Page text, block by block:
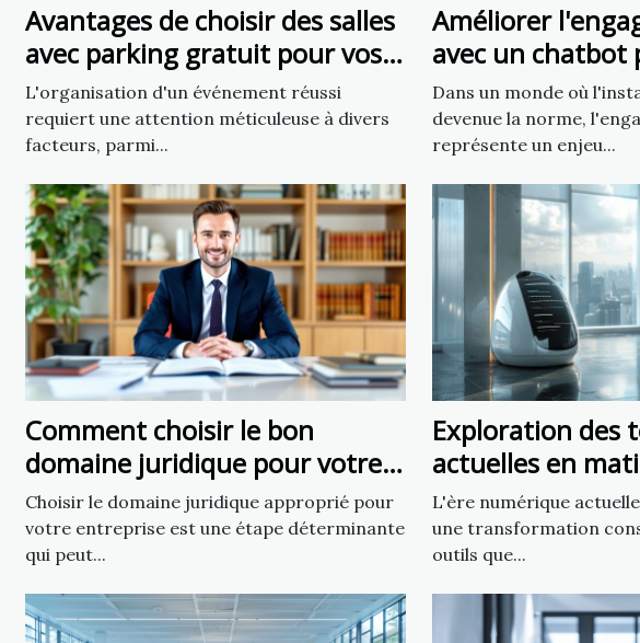
Avantages de choisir des salles
avec parking gratuit pour vos
événements
L'organisation d'un événement réussi
requiert une attention méticuleuse à divers
facteurs, parmi...
Améliorer
avec un chatbot
5 minutes
Dans un monde où
devenue la norme,
représente un enjeu...
Comment choisir le bon
domaine juridique pour votre
affaire
Choisir le domaine juridique approprié pour
votre entreprise est une étape déterminante
qui peut...
Exploration des
actuelles en
création de sites
L'ère numérique
une transformation
outils que...